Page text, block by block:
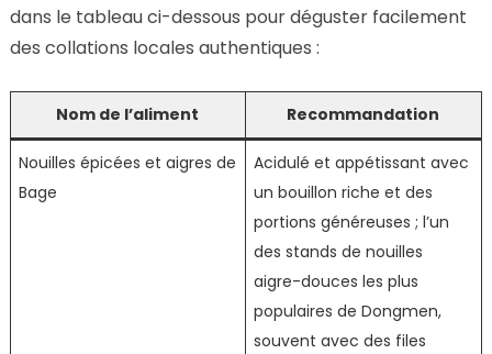
dans le tableau ci-dessous pour déguster facilement
des collations locales authentiques :
Nom de l’aliment Recommandation
Nouilles épicées et aigres de
Bage
Acidulé et appétissant avec
un bouillon riche et des
portions généreuses ; l’un
des stands de nouilles
aigre-douces les plus
populaires de Dongmen,
souvent avec des files